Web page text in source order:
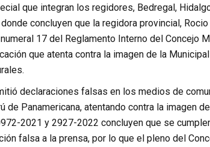
que integran los regidores, Bedregal,
concluyen que la regidora provincial,
17 del Reglamento Interno del Concejo
que atenta contra la imagen de la
declaraciones falsas en los medios de
de Panamericana, atentando contra la imagen
2021 y 2927-2022 concluyen que se
falsa a la prensa, por lo que el pleno del